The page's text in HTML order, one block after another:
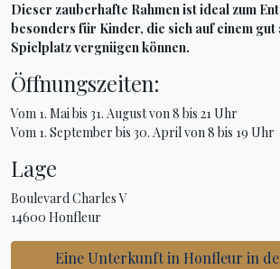
Dieser zauberhafte Rahmen ist ideal zum
besonders für Kinder, die sich auf einem
Spielplatz vergnügen können.
Öffnungszeiten:
Vom 1. Mai bis 31. August von 8 bis 21 Uhr
Vom 1. September bis 30. April von 8 bis 19 Uhr
Lage
Boulevard Charles V
14600 Honfleur
Eine Unterkunft in Honfleur in